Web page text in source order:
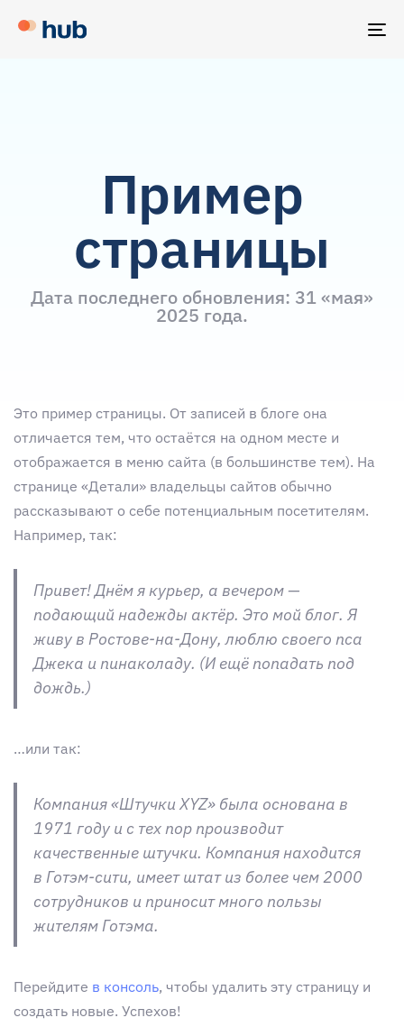
Пример
страницы
Дата последнего обновления: 31 «мая»
2025 года.
Это пример страницы. От записей в блоге она
отличается тем, что остаётся на одном месте и
отображается в меню сайта (в большинстве тем). На
странице «Детали» владельцы сайтов обычно
рассказывают о себе потенциальным посетителям.
Например, так:
Привет! Днём я курьер, а вечером —
подающий надежды актёр. Это мой блог. Я
живу в Ростове-на-Дону, люблю своего пса
Джека и пинаколаду. (И ещё попадать под
дождь.)
…или так:
Компания «Штучки XYZ» была основана в
1971 году и с тех пор производит
качественные штучки. Компания находится
в Готэм-сити, имеет штат из более чем 2000
сотрудников и приносит много пользы
жителям Готэма.
Перейдите в консоль, чтобы удалить эту страницу и
создать новые. Успехов!